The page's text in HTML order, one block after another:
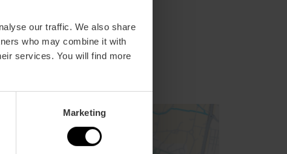
our traffic. We also share
who may combine it with
services. You will find more
Marketing